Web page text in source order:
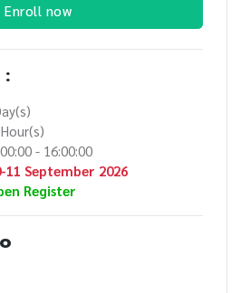
Enroll now
- 16:00:00
11 September 2026
Register